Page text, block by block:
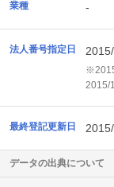
業種 -
法人番号指定日
2015/
最終登記更新日
データの出典について